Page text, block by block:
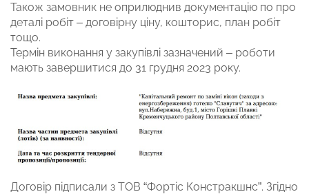
Також замовник не оприлюднив документацію по про
деталі робіт – договірну ціну, кошторис, план робіт
тощо.
Термін виконання у закупівлі зазначений – роботи
мають завершитися до 31 грудня 2023 року.
Договір підписали з ТОВ “Фортіс Констракшнс”. Згідно